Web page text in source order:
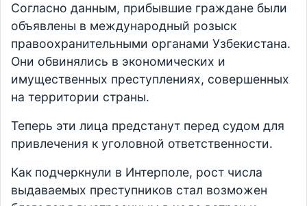
Согласно данным, прибывшие граждане были
объявлены в международный розыск
правоохранительными органами Узбекистана.
Они обвинялись в экономических и
имущественных преступлениях, совершенных
на территории страны.
Теперь эти лица предстанут перед судом для
привлечения к уголовной ответственности.
Как подчеркнули в Интерполе, рост числа
выдаваемых преступников стал возможен